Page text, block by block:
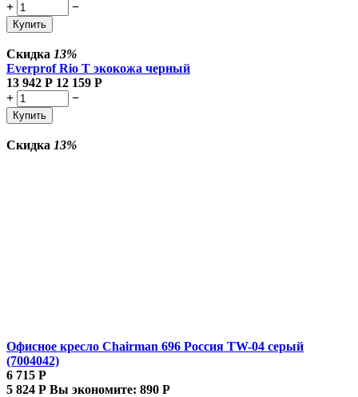
+
−
Купить
Скидка 13%
Everprof Rio T экокожа черный
13 942 Р 12 159 Р
+
−
Купить
Скидка 13%
Офисное кресло Chairman 696 Россия TW-04 серый
(7004042)
6 715 Р
5 824 Р Вы экономите: 890 Р